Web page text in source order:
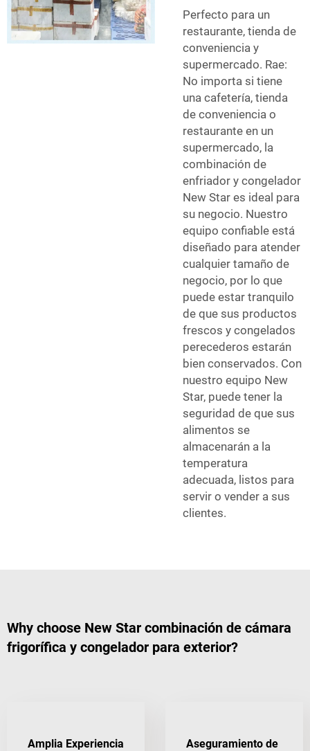
Perfecto para un
restaurante, tienda de
conveniencia y
supermercado. Rae:
No importa si tiene
una cafetería, tienda
de conveniencia o
restaurante en un
supermercado, la
combinación de
enfriador y congelador
New Star es ideal para
su negocio. Nuestro
equipo confiable está
diseñado para atender
cualquier tamaño de
negocio, por lo que
puede estar tranquilo
de que sus productos
frescos y congelados
perecederos estarán
bien conservados. Con
nuestro equipo New
Star, puede tener la
seguridad de que sus
alimentos se
almacenarán a la
temperatura
adecuada, listos para
servir o vender a sus
clientes.
Why choose New Star combinación de cámara
frigorífica y congelador para exterior?
Amplia Experiencia
Aseguramiento de